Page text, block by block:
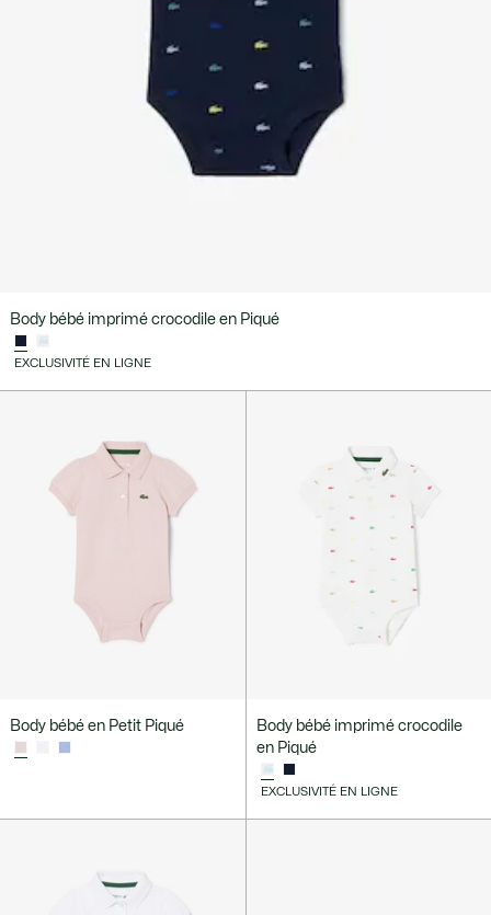
Body bébé imprimé crocodile en Piqué
EXCLUSIVITÉ EN LIGNE
Body bébé en Petit Piqué
Body bébé imprimé crocodile
en Piqué
EXCLUSIVITÉ EN LIGNE